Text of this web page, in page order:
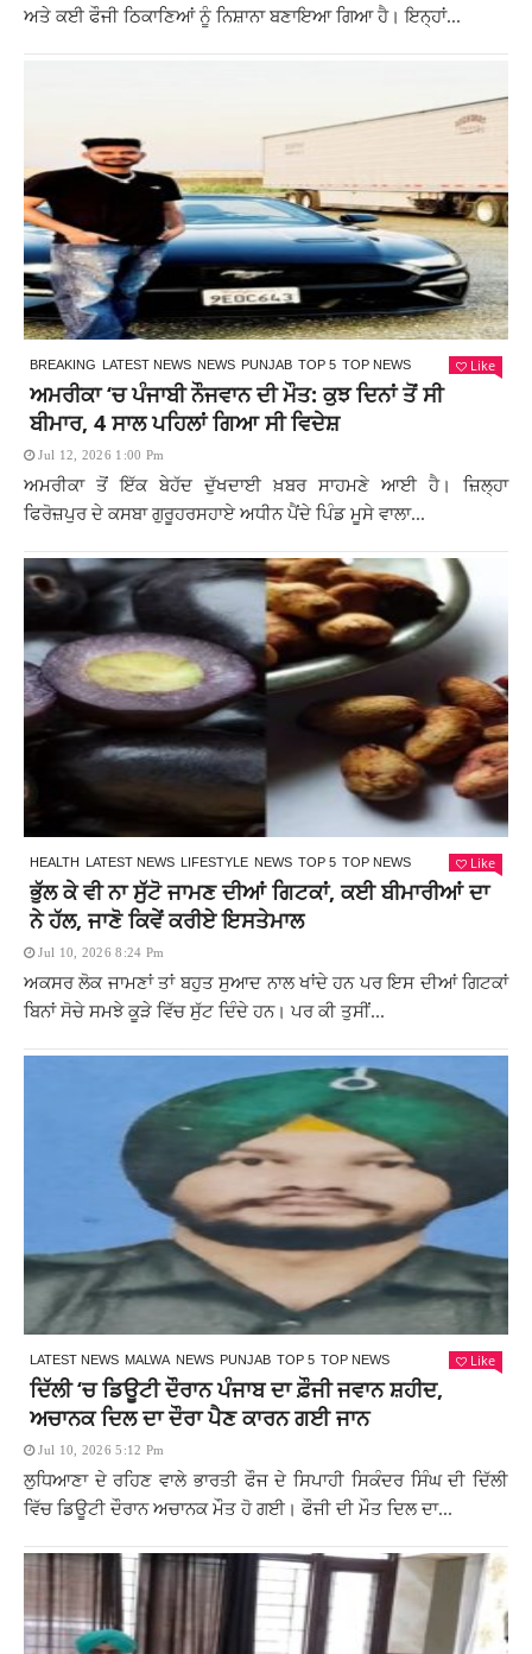
ਅਤੇ ਕਈ ਫੌਜੀ ਠਿਕਾਣਿਆਂ ਨੂੰ ਨਿਸ਼ਾਨਾ ਬਣਾਇਆ ਗਿਆ ਹੈ। ਇਨ੍ਹਾਂ...
BREAKING LATEST NEWS NEWS PUNJAB TOP 5 TOP NEWS Like
ਅਮਰੀਕਾ ‘ਚ ਪੰਜਾਬੀ ਨੌਜਵਾਨ ਦੀ ਮੌਤ: ਕੁਝ ਦਿਨਾਂ ਤੋਂ ਸੀ
ਬੀਮਾਰ, 4 ਸਾਲ ਪਹਿਲਾਂ ਗਿਆ ਸੀ ਵਿਦੇਸ਼
Jul 12, 2026 1:00 Pm
ਅਮਰੀਕਾ ਤੋਂ ਇੱਕ ਬੇਹੱਦ ਦੁੱਖਦਾਈ ਖ਼ਬਰ ਸਾਹਮਣੇ ਆਈ ਹੈ। ਜ਼ਿਲ੍ਹਾ
ਫਿਰੋਜ਼ਪੁਰ ਦੇ ਕਸਬਾ ਗੁਰੂਹਰਸਹਾਏ ਅਧੀਨ ਪੈਂਦੇ ਪਿੰਡ ਮੂਸੇ ਵਾਲਾ...
HEALTH LATEST NEWS LIFESTYLE NEWS TOP 5 TOP NEWS Like
ਭੁੱਲ ਕੇ ਵੀ ਨਾ ਸੁੱਟੋ ਜਾਮਣ ਦੀਆਂ ਗਿਟਕਾਂ, ਕਈ ਬੀਮਾਰੀਆਂ ਦਾ
ਨੇ ਹੱਲ, ਜਾਣੋ ਕਿਵੇਂ ਕਰੀਏ ਇਸਤੇਮਾਲ
Jul 10, 2026 8:24 Pm
ਅਕਸਰ ਲੋਕ ਜਾਮਣਾਂ ਤਾਂ ਬਹੁਤ ਸੁਆਦ ਨਾਲ ਖਾਂਦੇ ਹਨ ਪਰ ਇਸ ਦੀਆਂ ਗਿਟਕਾਂ
ਬਿਨਾਂ ਸੋਚੇ ਸਮਝੇ ਕੂੜੇ ਵਿੱਚ ਸੁੱਟ ਦਿੰਦੇ ਹਨ। ਪਰ ਕੀ ਤੁਸੀਂ...
LATEST NEWS MALWA NEWS PUNJAB TOP 5 TOP NEWS Like
ਦਿੱਲੀ ‘ਚ ਡਿਊਟੀ ਦੌਰਾਨ ਪੰਜਾਬ ਦਾ ਫ਼ੌਜੀ ਜਵਾਨ ਸ਼ਹੀਦ,
ਅਚਾਨਕ ਦਿਲ ਦਾ ਦੌਰਾ ਪੈਣ ਕਾਰਨ ਗਈ ਜਾਨ
Jul 10, 2026 5:12 Pm
ਲੁਧਿਆਣਾ ਦੇ ਰਹਿਣ ਵਾਲੇ ਭਾਰਤੀ ਫੌਜ ਦੇ ਸਿਪਾਹੀ ਸਿਕੰਦਰ ਸਿੰਘ ਦੀ ਦਿੱਲੀ
ਵਿੱਚ ਡਿਊਟੀ ਦੌਰਾਨ ਅਚਾਨਕ ਮੌਤ ਹੋ ਗਈ। ਫੌਜੀ ਦੀ ਮੌਤ ਦਿਲ ਦਾ...